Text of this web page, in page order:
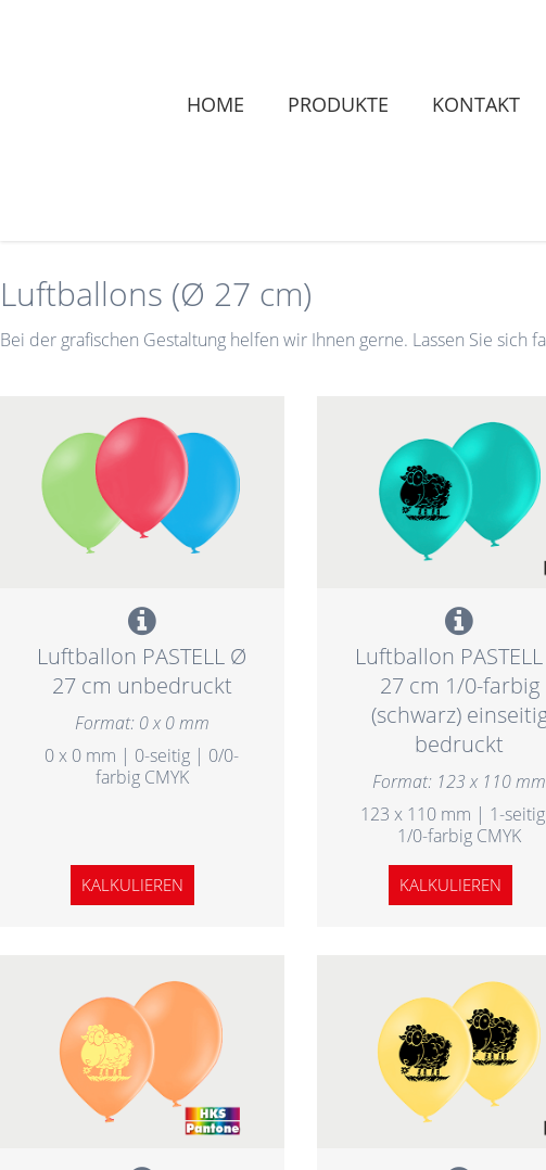
HOME PRODUKTE KONTAKT
Luftballons (Ø 27 cm)
Bei der grafischen Gestaltung helfen wir Ihnen gerne. Lassen Sie sich
Luftballon PASTELL Ø
27 cm unbedruckt
Format: 0 x 0 mm
0 x 0 mm | 0-seitig | 0/0-
farbig CMYK
KALKULIEREN
Luftballon
27 cm 1/0-farbig
(schwarz)
bedruckt
Format: 123 x 110 mm
123 x 110 mm | 1-
1/0-farbig CMYK
KALKULIEREN